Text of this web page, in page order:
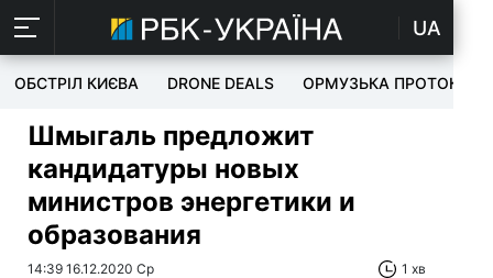
UA
ОБСТРІЛ КИЄВА DRONE DEALS ОРМУЗЬКА ПРОТОКА
Шмыгаль предложит
кандидатуры новых
министров энергетики и
образования
14:39 16.12.2020 Ср 1 хв